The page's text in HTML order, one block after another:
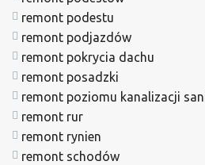
remont podestu
remont podjazdów
remont pokrycia dachu
remont posadzki
remont poziomu kanalizacji
remont rur
remont rynien
remont schodów